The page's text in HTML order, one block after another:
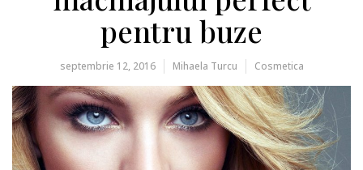
pentru buze
septembrie 12, 2016 Mihaela Turcu Cosmetica